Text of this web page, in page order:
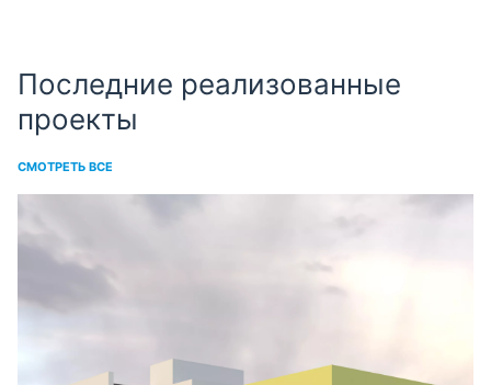
Последние реализованные
проекты
СМОТРЕТЬ ВСЕ